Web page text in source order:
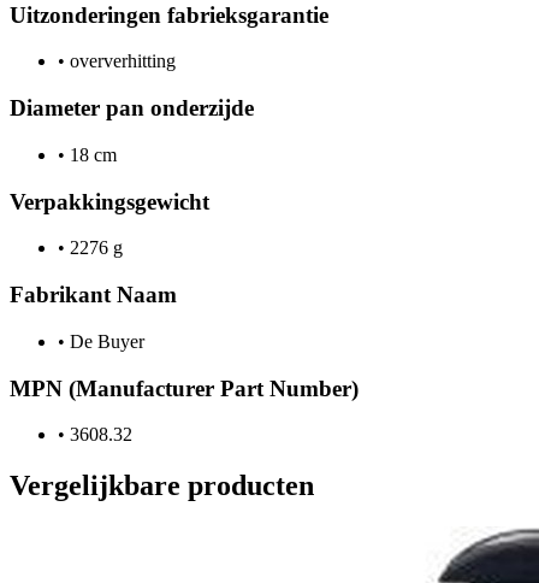
Uitzonderingen fabrieksgarantie
• oververhitting
Diameter pan onderzijde
• 18 cm
Verpakkingsgewicht
• 2276 g
Fabrikant Naam
• De Buyer
MPN (Manufacturer Part Number)
• 3608.32
Vergelijkbare producten